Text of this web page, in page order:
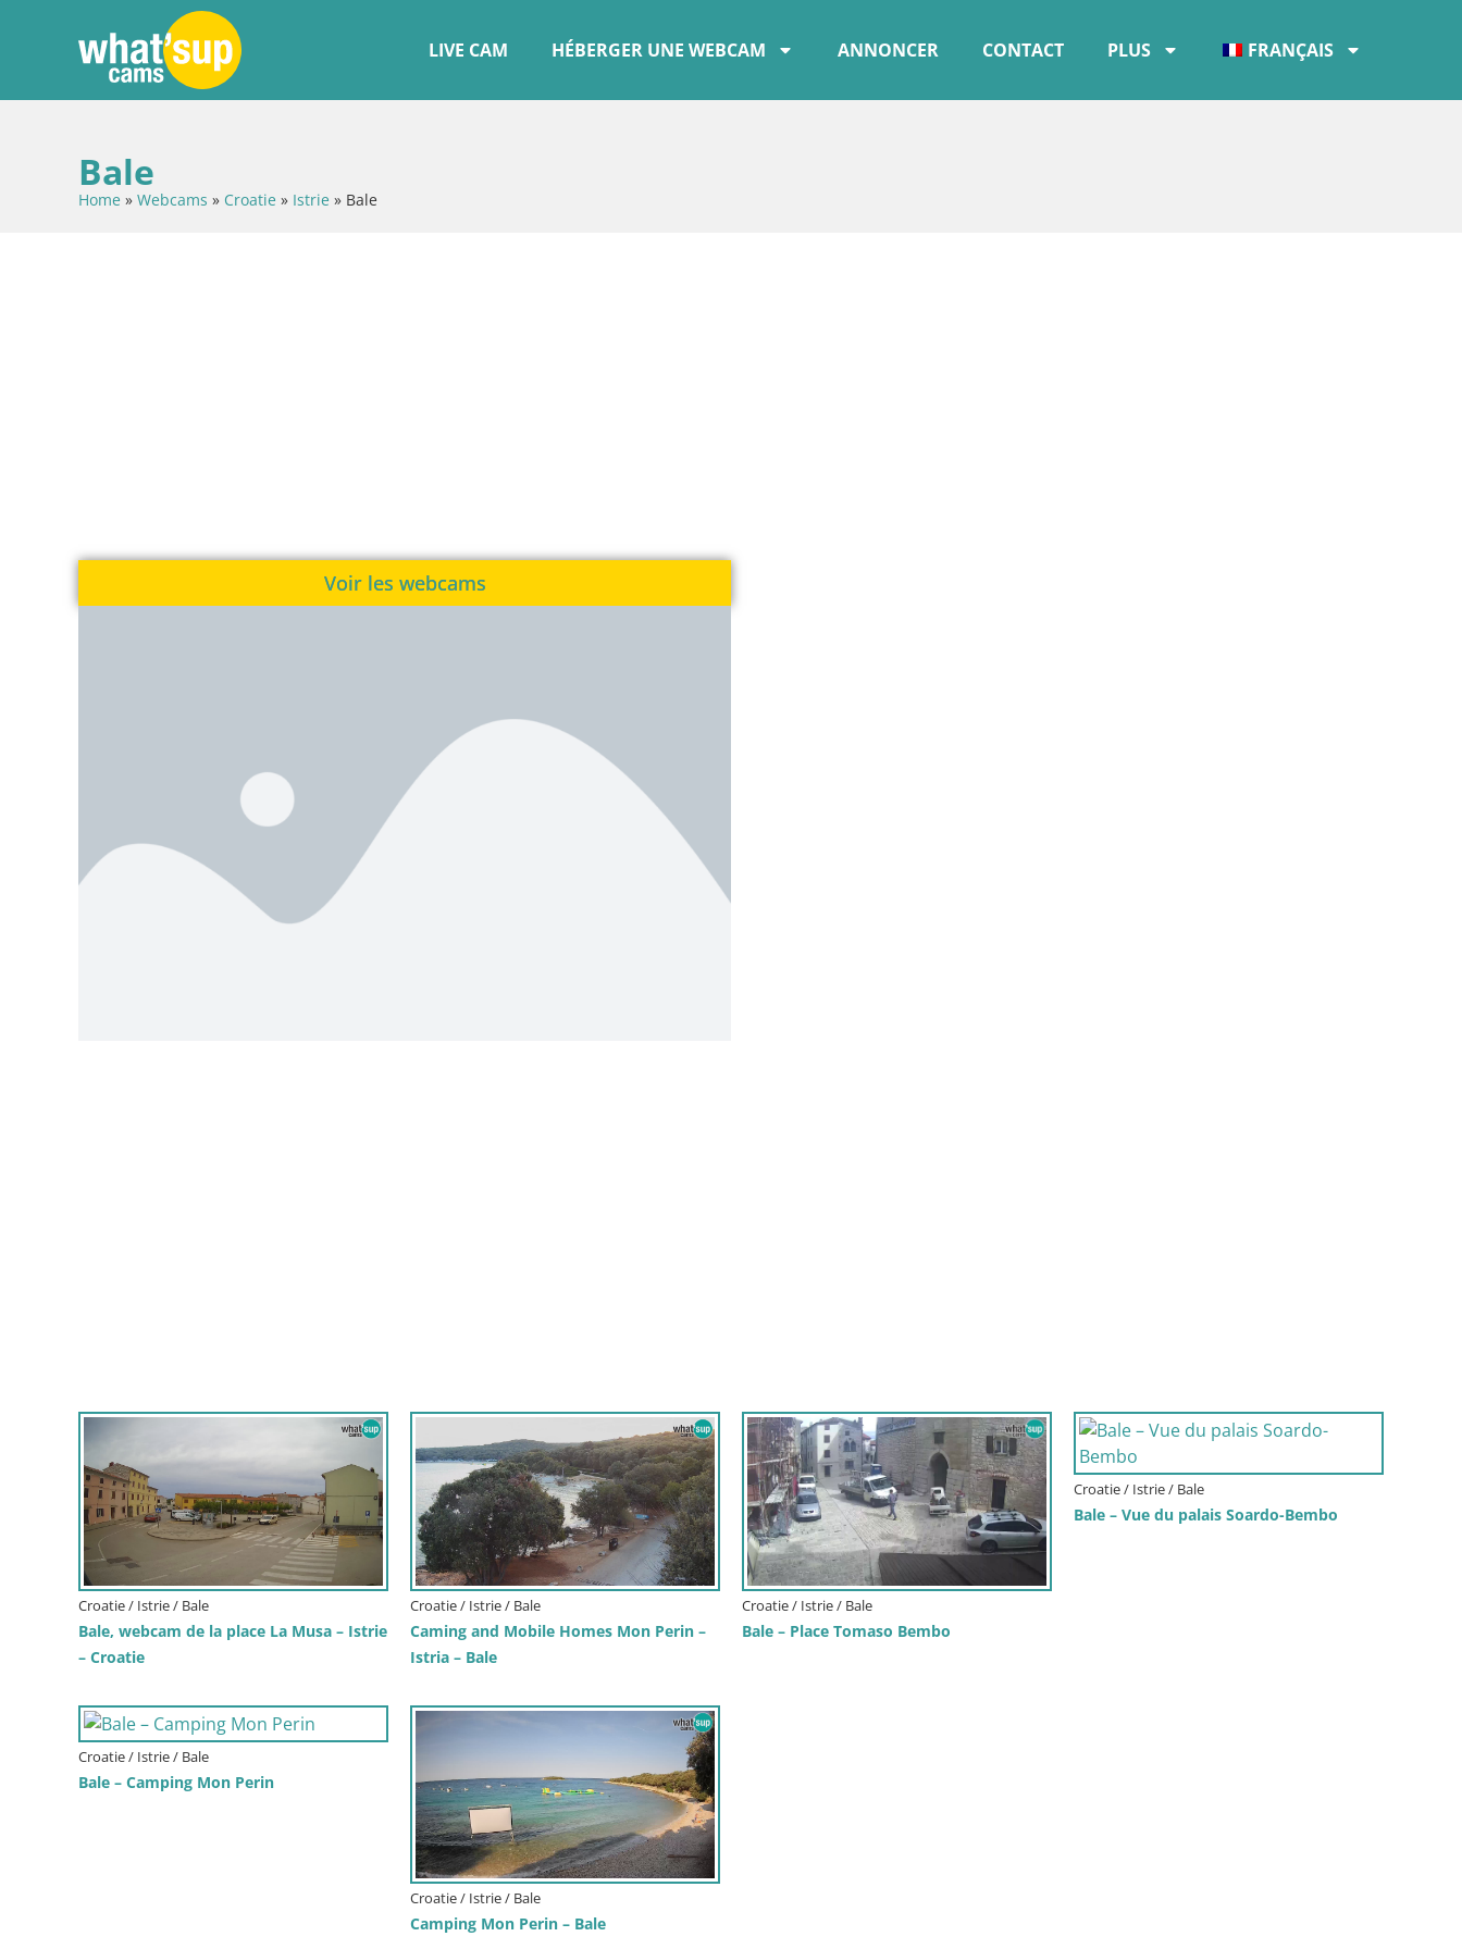
LIVE CAM HÉBERGER UNE WEBCAM ANNONCER CONTACT PLUS FRANÇAIS
Bale
Home » Webcams » Croatie » Istrie » Bale
Voir les webcams
Croatie / Istrie / Bale
Bale, webcam de la place La Musa – Istrie
– Croatie
Croatie / Istrie / Bale
Caming and Mobile Homes Mon Perin –
Istria – Bale
Croatie / Istrie / Bale
Bale – Place Tomaso Bembo
Croatie / Istrie / Bale
Bale – Vue du palais Soardo-Bembo
Croatie / Istrie / Bale
Bale – Camping Mon Perin
Croatie / Istrie / Bale
Camping Mon Perin – Bale